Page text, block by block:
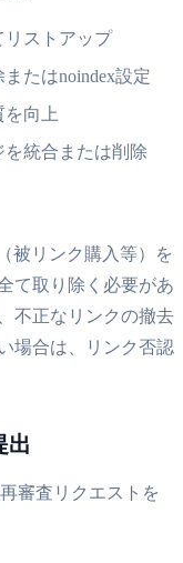
リストアップ
たはnoindex設定
を向上
統合または削除
被リンク購入等）を
て取り除く必要があ
不正なリンクの撤去
場合は、リンク否認
出
審査リクエストを